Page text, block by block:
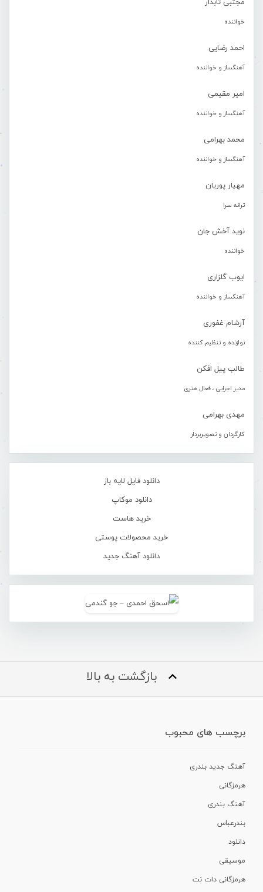
مجتبی تابدار
خواننده
احمد رضایی
آهنگساز و خواننده
امیر مقیمی
آهنگساز و خواننده
محمد بهرامی
آهنگساز و خواننده
مهیار پوریان
ترانه سرا
نوید آخش جان
خواننده
ایوب گلزاری
آهنگساز و خواننده
آرشام غفوری
نوازنده و تنظیم کننده
طالب پیل افکن
مدیر اجرایی ، فعال هنری
مهدی بهرامی
کارگردان و تصویربردار
دانلود فایل لایه باز
دانلود موکاپ
خرید هاست
خرید محصولات پوستی
دانلود آهنگ جدید
بازگشت به بالا
برچسب های محبوب
آهنگ جدید بندری
هرمزگانی
آهنگ بندری
بندرعباس
دانلود
موسیقی
هرمزگانی دات نت